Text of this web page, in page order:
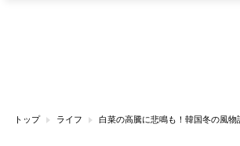
トップ ライフ